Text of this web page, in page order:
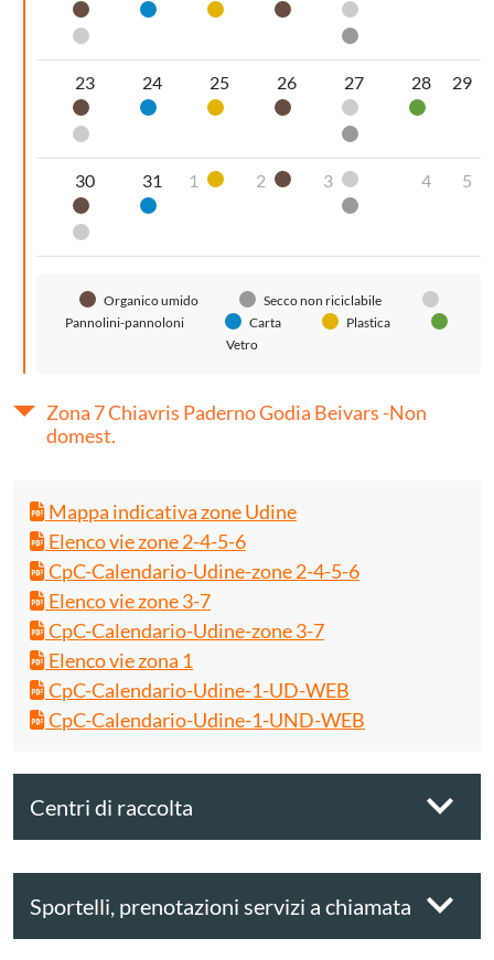
Organico umido
Pannolini-pannoloni
Carta
Plastica Organico umido
Pannolini-
Secco non
23
Organico umido
Pannolini-pannoloni
24
Carta
25
Plastica
26
Organico umido
27
Pannolini-
Secco non
28
Vetro
29
30
Organico umido
Pannolini-pannoloni
31
Carta
1 Plastica
2 Organico umido
3
Pannolini-
Secco non
4 5
Organico umido
Secco non riciclabile
Pannolini-pannoloni
Carta
Plastica
Vetro
Zona 7 Chiavris Paderno Godia Beivars -Non
domest.
Mappa indicativa zone Udine
Elenco vie zone 2-4-5-6
CpC-Calendario-Udine-zone 2-4-5-6
Elenco vie zone 3-7
CpC-Calendario-Udine-zone 3-7
Elenco vie zona 1
CpC-Calendario-Udine-1-UD-WEB
CpC-Calendario-Udine-1-UND-WEB
Centri di raccolta
Sportelli, prenotazioni servizi a chiamata